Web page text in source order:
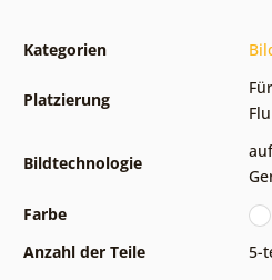
Kategorien
Platzierung
Bildtechnologie
Farbe
Anzahl der Teile
5-